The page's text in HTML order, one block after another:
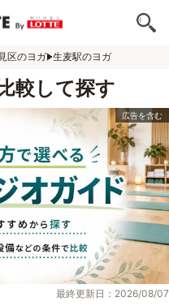
区のヨガ 生麦駅のヨガ
較して探す
最終更新日：2026/08/07